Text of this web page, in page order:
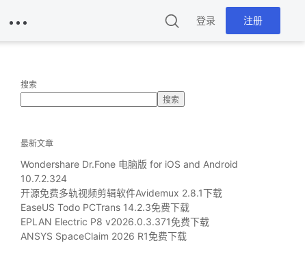
登录 注册
搜索
搜索
最新文章
Wondershare Dr.Fone 电脑版 for iOS and Android
10.7.2.324
开源免费多轨视频剪辑软件Avidemux 2.8.1下载
EaseUS Todo PCTrans 14.2.3免费下载
EPLAN Electric P8 v2026.0.3.371免费下载
ANSYS SpaceClaim 2026 R1免费下载